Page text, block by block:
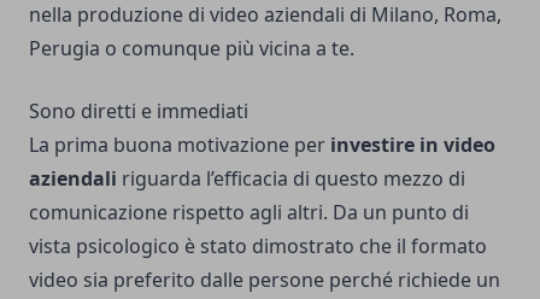
nella produzione di video aziendali di Milano, Roma,
Perugia o comunque più vicina a te.
Sono diretti e immediati
La prima buona motivazione per investire in video
aziendali riguarda l’efficacia di questo mezzo di
comunicazione rispetto agli altri. Da un punto di
vista psicologico è stato dimostrato che il formato
video sia preferito dalle persone perché richiede un